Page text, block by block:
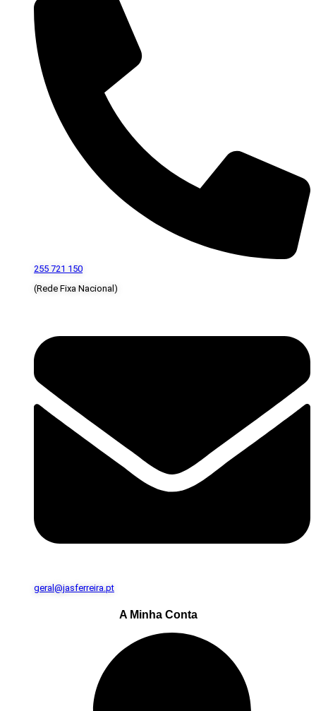
255 721 150
(Rede Fixa Nacional)
geral@jasferreira.pt
A Minha Conta